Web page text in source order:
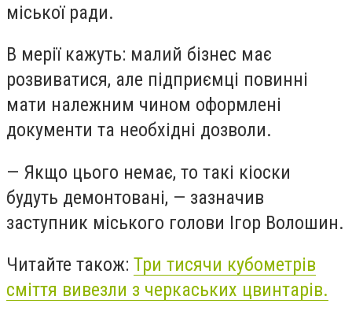
міської ради.
В мерії кажуть: малий бізнес має
розвиватися, але підприємці повинні
мати належним чином оформлені
документи та необхідні дозволи.
— Якщо цього немає, то такі кіоски
будуть демонтовані, — зазначив
заступник міського голови Ігор Волошин.
Читайте також: Три тисячи кубометрів
сміття вивезли з черкаських цвинтарів.